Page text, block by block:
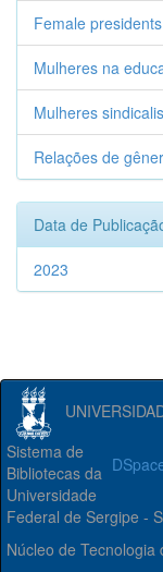
Female
Mulheres na
Mulheres
Relações de
Data de
2023
Sistema de
Bibliotecas da
Universidade
Federal de Sergipe -
Núcleo de